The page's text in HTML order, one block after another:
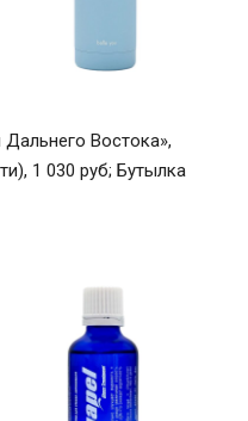
Востока»,
1 030 руб; Бутылка